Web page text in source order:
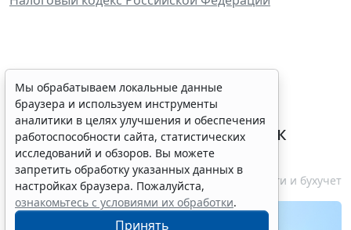
ФНС России планирует
урегулировать
экстерриториальный порядок
рассмотрения жалоб
6 августа 2026 15:15 Налоги и бухучет
Мы обрабатываем локальные данные
браузера и используем инструменты
аналитики в целях улучшения и обеспечения
работоспособности сайта, статистических
исследований и обзоров. Вы можете
запретить обработку указанных данных в
настройках браузера. Пожалуйста,
ознакомьтесь с условиями их обработки.
Принять